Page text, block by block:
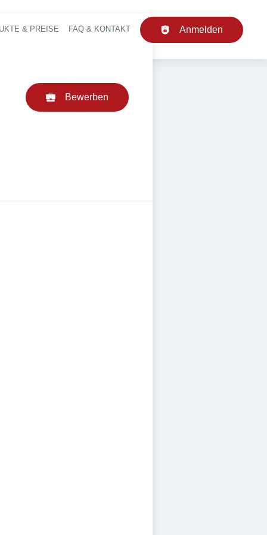
Navigation
& PREISE FAQ & KONTAKT Anmelden
Bewerben